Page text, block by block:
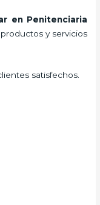
en Penitenciaria
y servicios
satisfechos.